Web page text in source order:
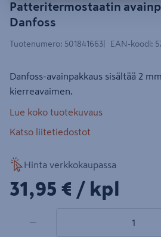
Patteritermostaatin
Danfoss
Tuotenumero: 501841663 EAN-koodi:
Danfoss-avainpakkaus sisältää 2
kierreavaimen.
Lue koko tuotekuvaus
Katso liitetiedostot
Hinta verkkokaupassa
31,95€/kpl
31,95 € / kpl
−